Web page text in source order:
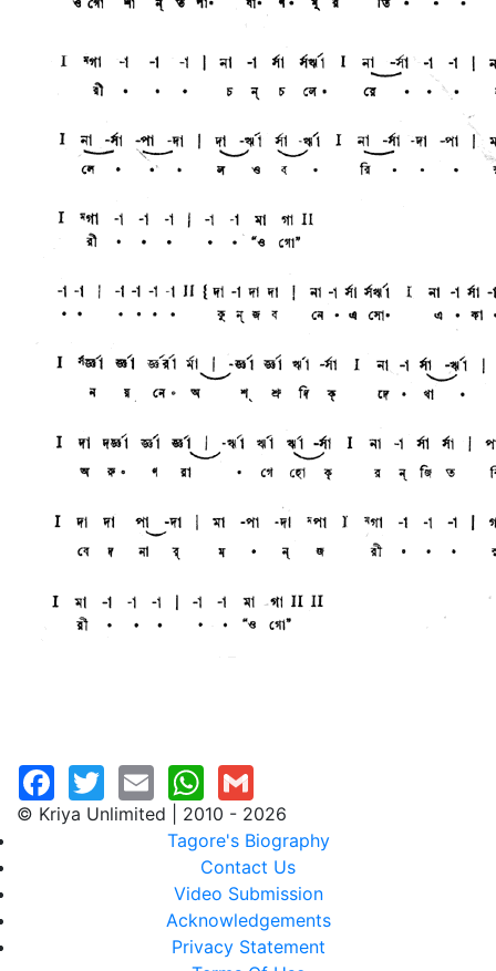
© Kriya Unlimited | 2010 - 2026
Tagore's Biography
Contact Us
Video Submission
Acknowledgements
Privacy Statement